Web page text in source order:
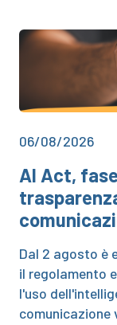
06/08/2026
AI Act,
Dal 2 agosto è
il regolamento
l'uso